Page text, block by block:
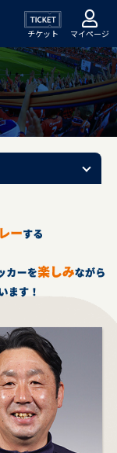
チケット マイページ